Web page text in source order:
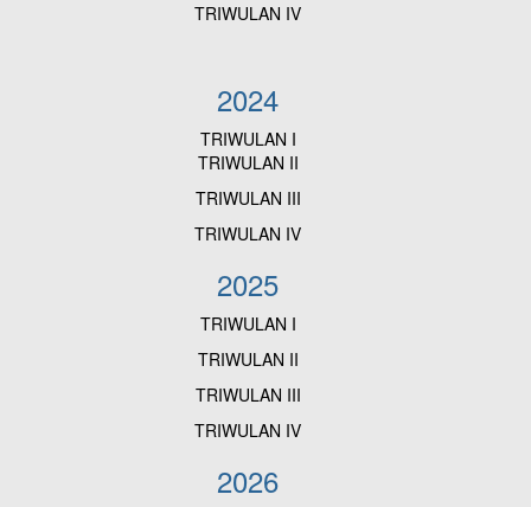
TRIWULAN IV
2024
TRIWULAN I
TRIWULAN II
TRIWULAN III
TRIWULAN IV
2025
TRIWULAN I
TRIWULAN II
TRIWULAN III
TRIWULAN IV
2026